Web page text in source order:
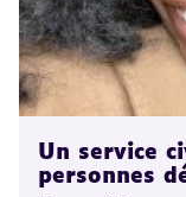
Un service
personnes